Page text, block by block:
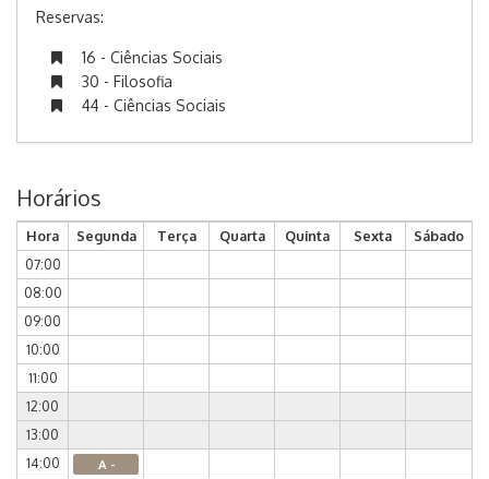
Reservas:
16 - Ciências Sociais
30 - Filosofia
44 - Ciências Sociais
Horários
Hora Segunda Terça Quarta Quinta Sexta
Sábado
07:00
08:00
09:00
10:00
11:00
12:00
13:00
14:00
A -